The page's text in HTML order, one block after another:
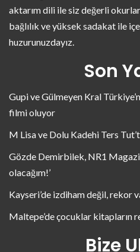
aktarım dili ile siz değerli
bağlılık ve yüksek sadakat ile
huzurunuzdayız.
Son
Gupi ve Gülmeyen Kral
filmi oluyor
M Lisa ve Dolu Kadehi Ters
Gözde Demirbilek, NR1
olacağım!’
Kayseri’de izdiham değil, rekor
Maltepe’de çocuklar kitapların
Bize